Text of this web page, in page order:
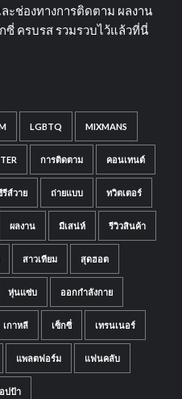
ะช่องทางการติดตาม ผลงาน
ครบรส รวมรวบไว้แล้วที่นี่
LGBTQ MIXMANS
การติดตาม คอนเทนต์
รีส์วาย ถ่ายแบบ ทวิตเตอร์
ผลงาน มีเสน่ห์ รีวิวสินค้า
สาวเทียม สุดฮอต
หุ่นแซ่บ ออกกำลังกาย
เกาหลี เซ็กซี่ เทรนเนอร์
แพลตฟอร์ม แฟนคลับ
ปป้า